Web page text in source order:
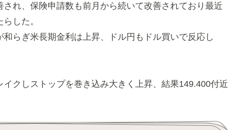
れ、保険申請数も前月から続いて改善されており最近
した。
らぎ米長期金利は上昇、ドル円もドル買いで反応し
クしストップを巻き込み大きく上昇、結果149.400付近